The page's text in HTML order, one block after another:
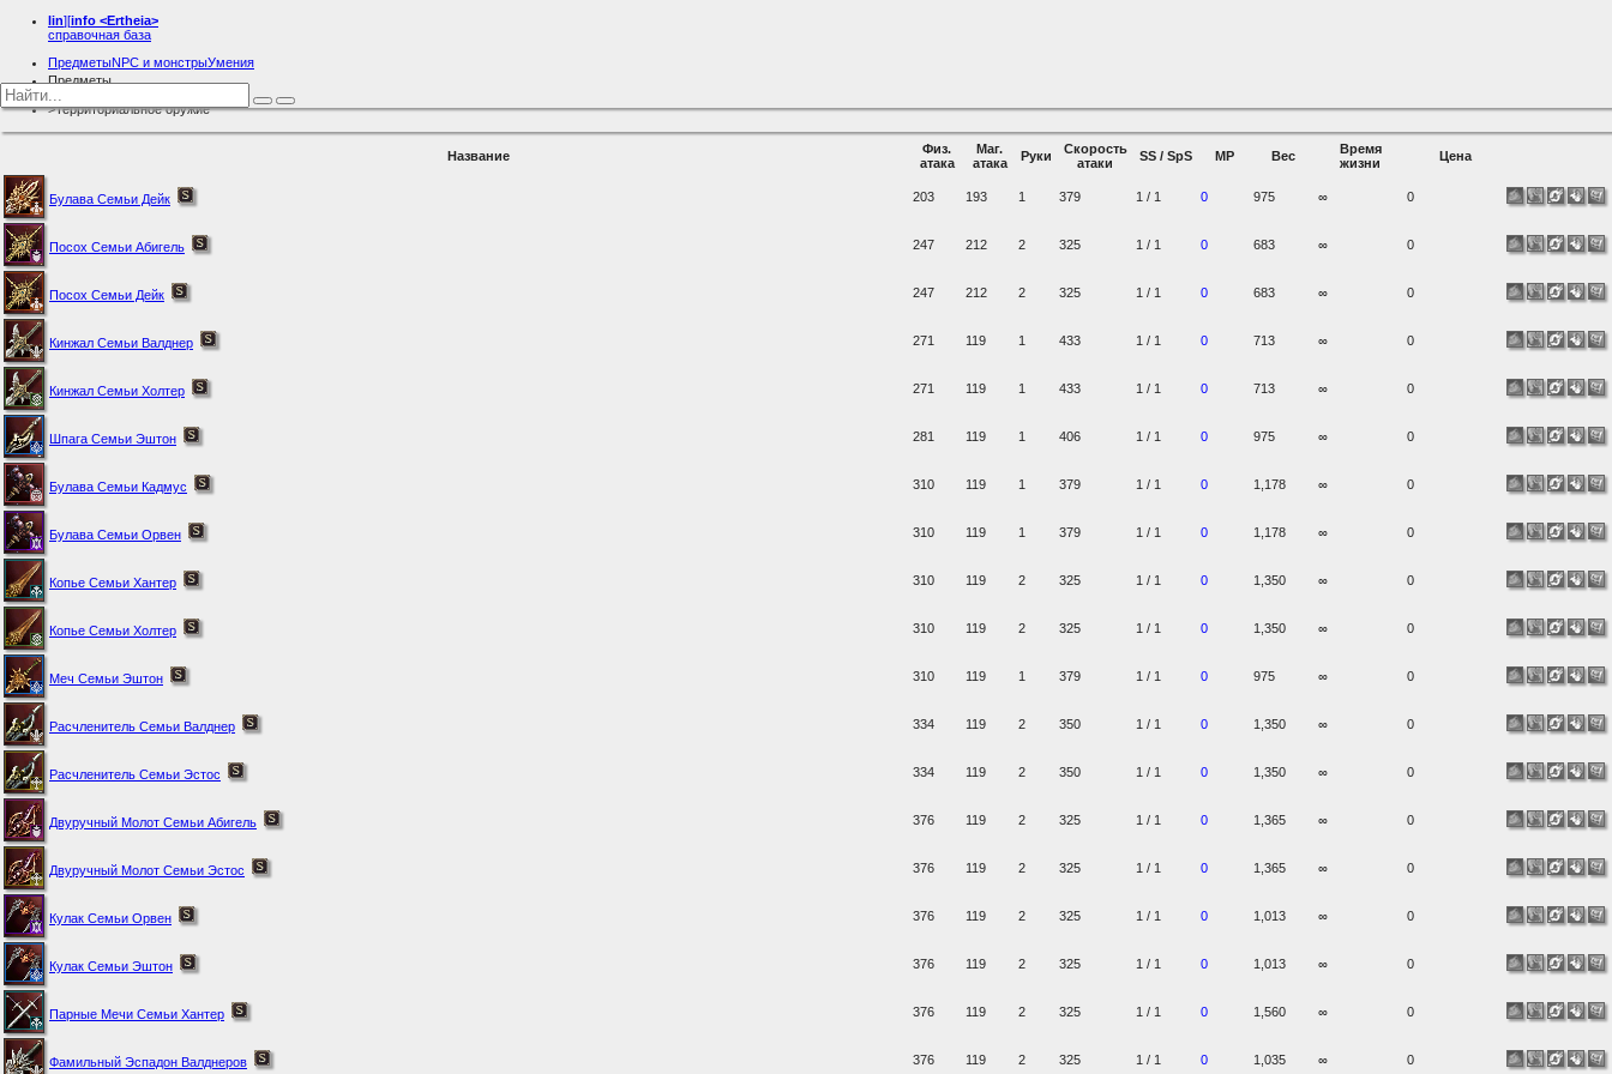
lin][info <Ertheia>
справочная база
ПредметыNPC и монстрыУмения
Предметы
Территориальное оружие
Название
Физ.
атака
Маг.
атака
Руки
Скорость
атаки
SS / SpS MP Вес
Время
жизни
Цена
Булава Семьи Дейк 203 193 1 379 1 / 1 0 975 ∞ 0
Посох Семьи Абигель 247 212 2 325 1 / 1 0 683 ∞ 0
Посох Семьи Дейк 247 212 2 325 1 / 1 0 683 ∞ 0
Кинжал Семьи Валднер 271 119 1 433 1 / 1 0 713 ∞ 0
Кинжал Семьи Холтер 271 119 1 433 1 / 1 0 713 ∞ 0
Шпага Семьи Эштон 281 119 1 406 1 / 1 0 975 ∞ 0
Булава Семьи Кадмус 310 119 1 379 1 / 1 0 1,178 ∞ 0
Булава Семьи Орвен 310 119 1 379 1 / 1 0 1,178 ∞ 0
Копье Семьи Хантер 310 119 2 325 1 / 1 0 1,350 ∞ 0
Копье Семьи Холтер 310 119 2 325 1 / 1 0 1,350 ∞ 0
Меч Семьи Эштон 310 119 1 379 1 / 1 0 975 ∞ 0
Расчленитель Семьи Валднер 334 119 2 350 1 / 1 0 1,350 ∞ 0
Расчленитель Семьи Эстос 334 119 2 350 1 / 1 0 1,350 ∞ 0
Двуручный Молот Семьи Абигель 376 119 2 325 1 / 1 0 1,365 ∞ 0
Двуручный Молот Семьи Эстос 376 119 2 325 1 / 1 0 1,365 ∞ 0
Кулак Семьи Орвен 376 119 2 325 1 / 1 0 1,013 ∞ 0
Кулак Семьи Эштон 376 119 2 325 1 / 1 0 1,013 ∞ 0
Парные Мечи Семьи Хантер 376 119 2 325 1 / 1 0 1,560 ∞ 0
Фамильный Эспадон Валднеров 376 119 2 325 1 / 1 0 1,035 ∞ 0